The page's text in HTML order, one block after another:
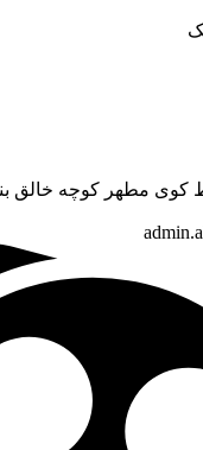
کوی مطهر کوچه خالق